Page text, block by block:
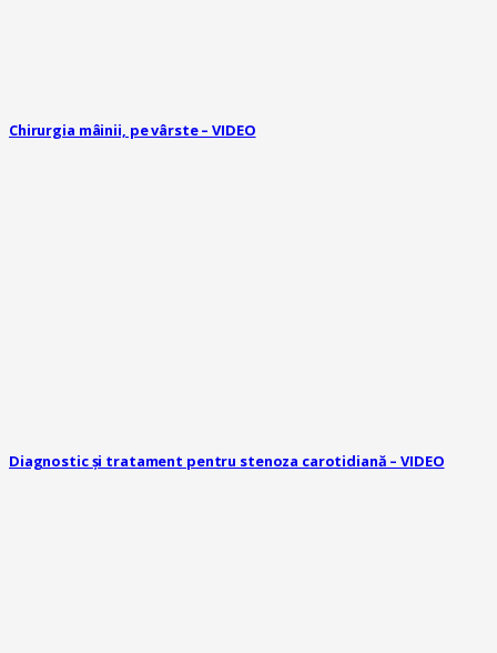
Chirurgia mâinii, pe vârste – VIDEO
Diagnostic și tratament pentru stenoza carotidiană – VIDEO